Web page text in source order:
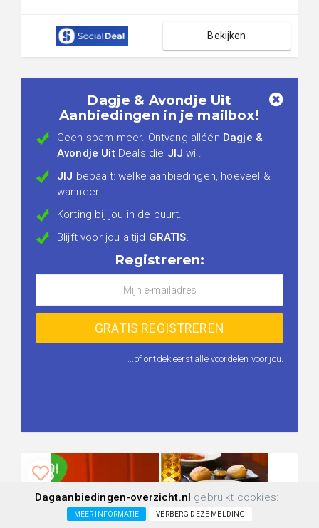
Bekijken
Dagje & Avondje Uit
Aanbiedingen in je mailbox!
Geen spam meer. Ontvang alléén Dagje &
Avondje UitDeals die JIJ wil.
JIJ bepaalt: welke aanbiedingen, hoeveel &
wanneer.
Korting bij jou in de buurt.
Blijft voor jou altijd GRATIS.
Registreren:
...of ontdek eerstalle voordelen voor jou.
Dagaanbiedingen-overzicht.nl gebruikt cookies:
MEER INFORMATIE VERBERG DEZE MELDING